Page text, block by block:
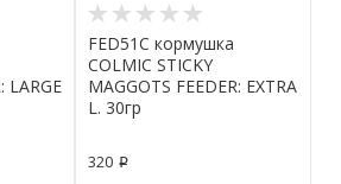
LARGE
FED51C кормушка
COLMIC STICKY
MAGGOTS FEEDER: EXTRA
L. 30гр
320 p